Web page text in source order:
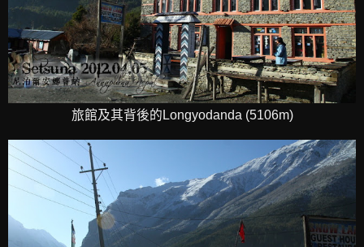
旅館及其背後的Longyodanda (5106m)